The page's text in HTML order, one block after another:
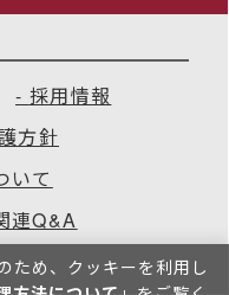
採用情報
方針
いて
連Q&A
ため、クッキーを利⽤し